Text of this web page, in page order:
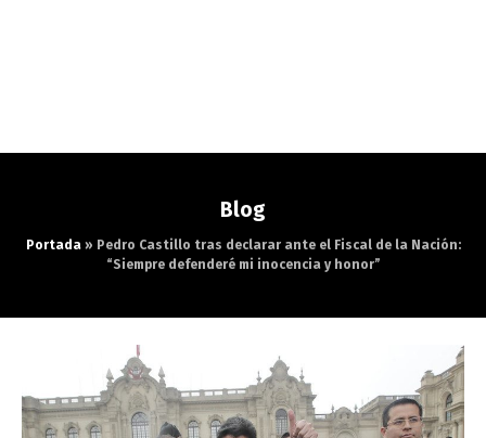
Blog
Portada» Pedro Castillo tras declarar ante el Fiscal de la Nación:
“Siempre defenderé mi inocencia y honor”